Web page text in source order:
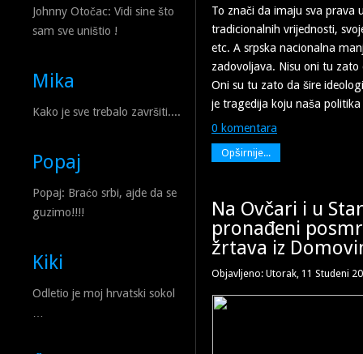
Johnny Otočac: Vidi sine što
sam sve uništio !
Mika
Kako je sve trebalo završiti....
Popaj
Popaj: Braćo srbi, ajde da se
guzimo!!!!
Kiki
Odletio je moj hrvatski sokol
To znači da imaju sva prava
tradicionalnih vrijednosti,
etc. A srpska nacionalna
zadovoljava. Nisu oni tu
Oni su tu zato da šire
je tragedija koju naša
0 komentara
Opširnije...
Na Ovčari i u
pronađeni
žrtava iz
Objavljeno: Utorak, 11 Studeni